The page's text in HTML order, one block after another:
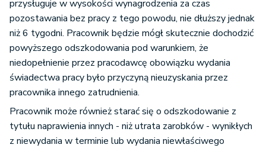
przysługuje w wysokości wynagrodzenia za czas
pozostawania bez pracy z tego powodu, nie dłuższy jednak
niż 6 tygodni. Pracownik będzie mógł skutecznie dochodzić
powyższego odszkodowania pod warunkiem, że
niedopełnienie przez pracodawcę obowiązku wydania
świadectwa pracy było przyczyną nieuzyskania przez
pracownika innego zatrudnienia.
Pracownik może również starać się o odszkodowanie z
tytułu naprawienia innych - niż utrata zarobków - wynikłych
z niewydania w terminie lub wydania niewłaściwego